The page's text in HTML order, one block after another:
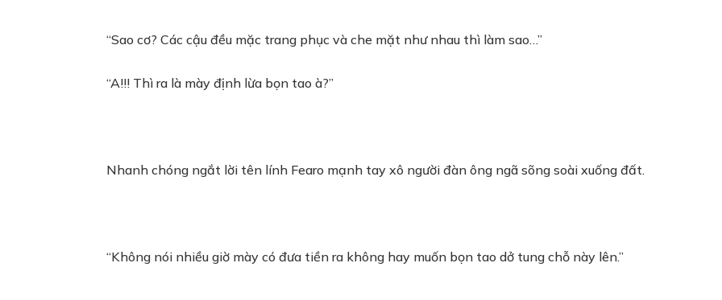
“Sao cơ? Các cậu đều mặc trang phục và che mặt như nhau thì làm sao…”
“A!!! Thì ra là mày định lừa bọn tao à?”
Nhanh chóng ngắt lời tên lính Fearo mạnh tay xô người đàn ông ngã sõng soài xuống đất.
“Không nói nhiều giờ mày có đưa tiền ra không hay muốn bọn tao dở tung chỗ này lên.”